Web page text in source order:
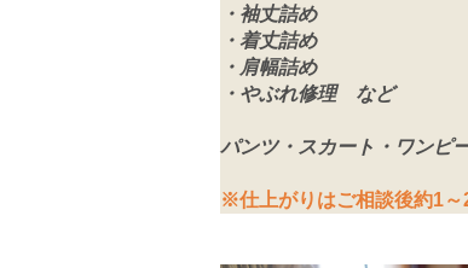
・袖丈詰め
・着丈詰め
・肩幅詰め
・やぶれ修理 など
パンツ・スカート・ワンピ
※仕上がりはご相談後約1～